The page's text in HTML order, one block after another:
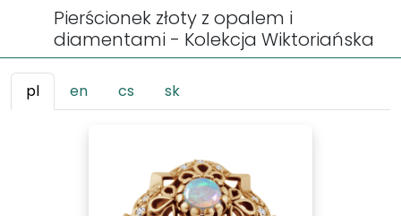
Pierścionek złoty z opalem i
diamentami - Kolekcja Wiktoriańska
pl en cs sk